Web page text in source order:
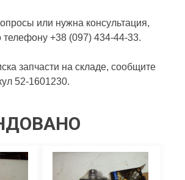
или нужна консультация,
телефону +38 (097) 434-44-33.
запчасти на складе, сообщите
52-1601230.